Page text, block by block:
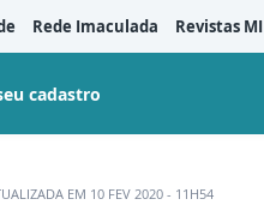
Rede Imaculada Revistas MI
cadastro
EM 10 FEV 2020 - 11H54